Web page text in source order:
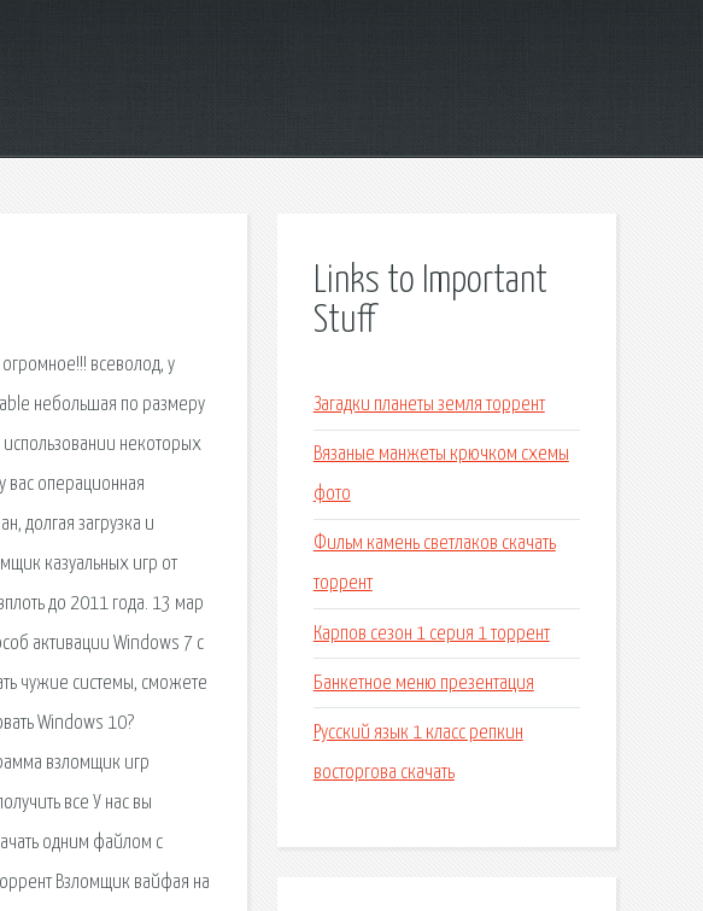
всеволод, у
небольшая по размеру
некоторых
вас операционная
долгая загрузка и
казуальных игр от
до 2011 года. 13 мар
активации Windows 7 с
чужие системы, сможете
Windows 10?
взломщик игр
все У нас вы
одним файлом с
Взломщик вайфая на
Links to Important
Stuff
Загадки планеты земля торрент
Вязаные манжеты крючком схемы
фото
Фильм камень светлаков скачать
торрент
Карпов сезон 1 серия 1 торрент
Банкетное меню презентация
Русский язык 1 класс репкин
восторгова скачать